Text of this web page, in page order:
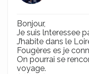
Bonjour,
Je suis lnteressee
J’habite dans le
Fougères es je
On pourrai se
voyage.